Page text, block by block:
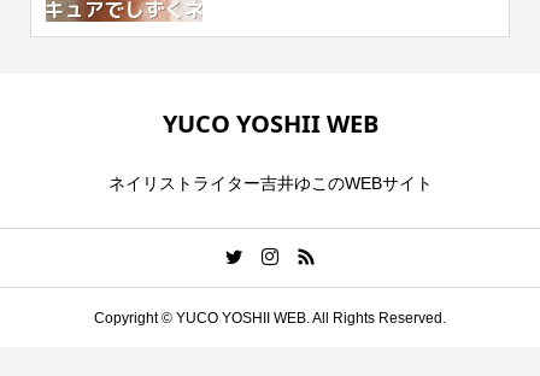
YUCO YOSHII WEB
ネイリストライター吉井ゆこのWEBサイト
Copyright © YUCO YOSHII WEB. All Rights Reserved.